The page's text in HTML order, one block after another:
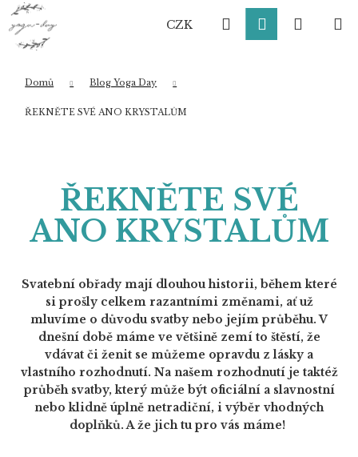
Přejít
obsah
CZK HledatPřihlášení
Domů Blog Yoga Day
ŘEKNĚTE SVÉ ANO KRYSTALŮM
ŘEKNĚTE SVÉ
ANO KRYSTALŮM
Svatební obřady mají dlouhou historii, během které
si prošly celkem razantními změnami, ať už
mluvíme o důvodu svatby nebo jejím průběhu. V
dnešní době máme ve většině zemí to štěstí, že
vdávat či ženit se můžeme opravdu z lásky a
vlastního rozhodnutí. Na našem rozhodnutí je taktéž
průběh svatby, který může být oficiální a slavnostní
nebo klidně úplně netradiční, i výběr vhodných
doplňků. A že jich tu pro vás máme!
K
o
Zpět
Zpět
Co potřebujete najít?
Doporučujeme